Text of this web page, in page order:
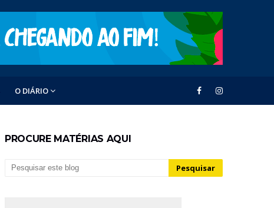
O DIÁRIO
PROCURE MATÉRIAS AQUI